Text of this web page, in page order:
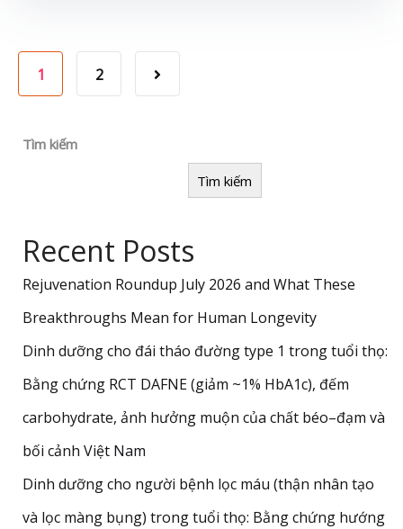
Tìm kiếm
Tìm kiếm
Recent Posts
Rejuvenation Roundup July 2026 and What These
Breakthroughs Mean for Human Longevity
Dinh dưỡng cho đái tháo đường type 1 trong tuổi thọ:
Bằng chứng RCT DAFNE (giảm ~1% HbA1c), đếm
carbohydrate, ảnh hưởng muộn của chất béo–đạm và
bối cảnh Việt Nam
Dinh dưỡng cho người bệnh lọc máu (thận nhân tạo
và lọc màng bụng) trong tuổi thọ: Bằng chứng hướng
1 2